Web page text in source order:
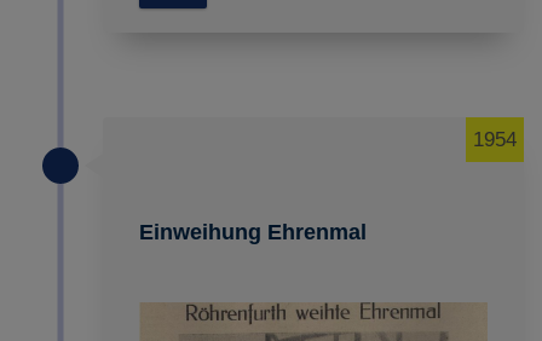
Einweihung Ehrenmal
1954